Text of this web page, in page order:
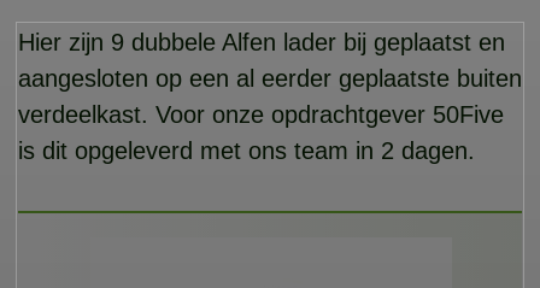
Hier zijn 9 dubbele Alfen lader bij geplaatst en
aangesloten op een al eerder geplaatste buiten
verdeelkast. Voor onze opdrachtgever 50Five
is dit opgeleverd met ons team in 2 dagen.